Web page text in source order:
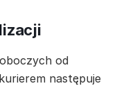
od
następuje